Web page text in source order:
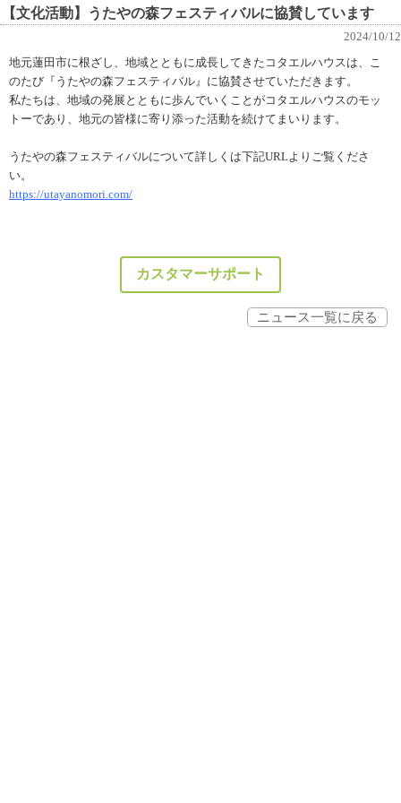
【文化活動】うたやの森フェスティバルに協賛しています
2024/10/12
地元蓮田市に根ざし、地域とともに成長してきたコタエルハウスは、こ
のたび『 うたやの森フェスティバル』に協賛させていただきます。
私たちは、地域の発展とともに歩んでいくことがコタエルハウスのモッ
トーであり、地元の皆様に寄り添った活動を続けてまいります。
うたやの森フェスティバルについて詳しくは下記URLよりご覧くださ
い。
https://utayanomori.com/
カスタマーサポート
ニュース一覧に戻る